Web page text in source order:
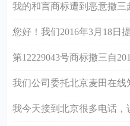
我的和言商标遭到恶意撤三
您好！我们2016年3月18日
第12229043号商标撤三自
我们公司委托北京麦田在线
我今天接到北京很多电话，